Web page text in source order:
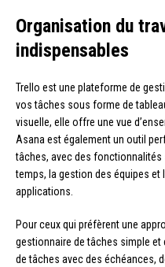
Organisation du
indispensables
Trello est une plateforme de
vos tâches sous forme de
visuelle, elle offre une vue
Asana est également un outil
tâches, avec des fonctionnalités
temps, la gestion des équipes et
applications.
Pour ceux qui préfèrent une
gestionnaire de tâches simple
de tâches avec des échéances,